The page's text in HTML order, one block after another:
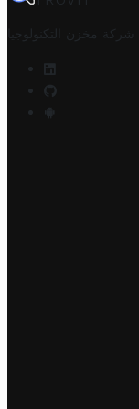
شركة مخزن التكنولوجيا